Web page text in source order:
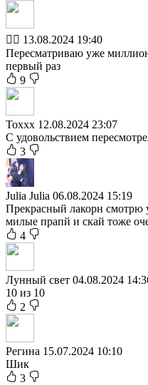
🏳️‍🌈 13.08.2024 19:40
Пересматриваю уже
первый раз
9
Toxxx 12.08.2024 23:07
С удовольствием
3
Julia Julia 06.08.2024 15:19
Прекрасный лакорн смотрю
милые прапй и скай тоже
4
Лунный свет 04.08.2024
10 из 10
2
Регина 15.07.2024 10:10
Шик
3